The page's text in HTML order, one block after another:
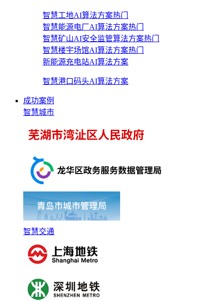
智慧工地AI算法方案热门
智慧能源电厂AI算法方案热门
智慧矿山AI安全监管算法方案热门
智慧楼宇场馆AI算法方案热门
新能源充电站AI算法方案
智慧港口码头AI算法方案
成功案例
智慧城市
智慧交通